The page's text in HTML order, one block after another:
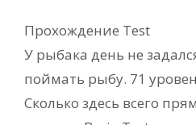
Рубрики
Прохождение Test
У рыбака день не
поймать рыбу. 71
Сколько здесь всего